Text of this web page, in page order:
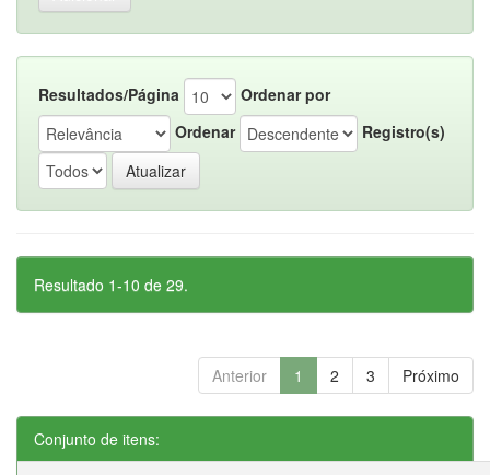
Resultados/Página
Ordenar por
Ordenar
Registro(s)
Resultado 1-10 de 29.
Anterior 1 2 3 Próximo
Conjunto de itens: